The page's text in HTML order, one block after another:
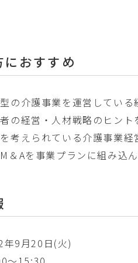
におすすめ
の介護事業を運営してい
の経営・人材戦略のヒン
考えられている介護事業経
＆Aを事業プランに組み込
年9月20日(火)